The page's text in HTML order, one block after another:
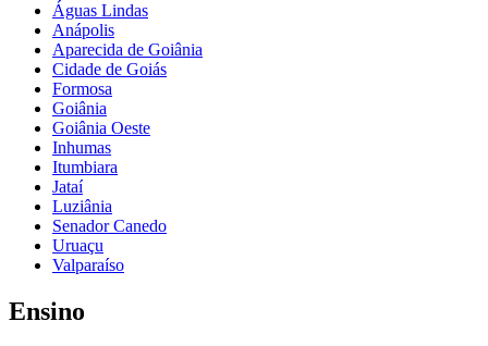
Águas Lindas
Anápolis
Aparecida de Goiânia
Cidade de Goiás
Formosa
Goiânia
Goiânia Oeste
Inhumas
Itumbiara
Jataí
Luziânia
Senador Canedo
Uruaçu
Valparaíso
Ensino